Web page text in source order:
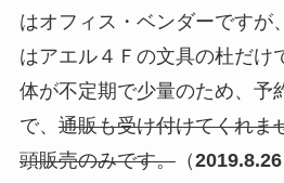
はオフィス・ベンダーですが
はアエル４Ｆの文具の杜だけ
体が不定期で少量のため、 予
で、 通販も受け付けてくれま
頭販売のみです。（